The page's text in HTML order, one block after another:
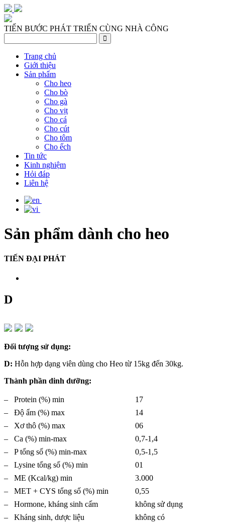
TIẾN BƯỚC PHÁT TRIỂN CÙNG NHÀ CÔNG
Trang chủ
Giới thiệu
Sản phẩm
Cho heo
Cho bò
Cho gà
Cho vịt
Cho cá
Cho cút
Cho tôm
Cho ếch
Tin tức
Kinh nghiệm
Hỏi đáp
Liên hệ
Sản phẩm dành cho heo
TIẾN ĐẠI PHÁT
D
Đối tượng sử dụng:
D: Hỗn hợp dạng viên dùng cho Heo từ 15kg đến 30kg.
Thành phần dinh dưỡng:
– Protein (%) min
17
– Độ ẩm (%) max
14
– Xơ thô (%) max
06
– Ca (%) min-max
0,7-1,4
– P tổng số (%) min-max
0,5-1,5
– Lysine tổng số (%) min
01
– ME (Kcal/kg) min
3.000
– MET + CYS tổng số (%) min
0,55
– Hormone, kháng sinh cấm
không sử dụng
– Kháng sinh, dược liệu
không có